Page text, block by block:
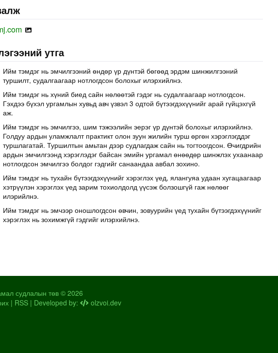
утга
Ийм тэмдэг нь эмчилгээний өндөр үр дүнтэй бөгөөд эрдэм шинжилгээний
туршилт, судалгаагаар нотлогдсон болохыг илэрхийлнэ.
Ийм тэмдэг нь хүний биед сайн нөлөөтэй гэдэг нь судалгаагаар нотлогдсон.
Гэхдээ бүхэл ургамлын хувьд авч үзвэл 3 одтой бүтээгдэхүүнийг арай гүйцэхгүй
аж.
Ийм тэмдэг нь эмчилгээ, шим тэжээлийн эерэг үр дүнтэй болохыг илэрхийлнэ.
Голдуу ардын уламжлалт практикт олон зуун жилийн турш өргөн хэрэглэгддэг
туршлагатай. Туршилтын амьтан дээр судлагдаж сайн нь тогтоогдсон. Өчигдрийн
ардын эмчилгээнд хэрэглэдэг байсан эмийн ургамал өнөөдөр шинжлэх ухаанаар
нотлогдсон эмчилгээ болдог гэдгийг санаандаа авбал зохино.
Ийм тэмдэг нь тухайн бүтээгдэхүүнийг хэрэглэх үед, ялангуяа удаан хугацаагаар
хэтрүүлэн хэрэглэх үед зарим тохиолдолд үүсэж болзошгүй гаж нөлөөг
илэрийлнэ.
Ийм тэмдэг нь эмчээр оношлогдсон өвчин, зовуурийн үед тухайн бүтээгдэхүүнийг
хэрэглэх нь зохимжгүй гэдгийг илэрхийлнэ.
судлалын төв © 2026
| RSS | Developed by: olzvoi.dev